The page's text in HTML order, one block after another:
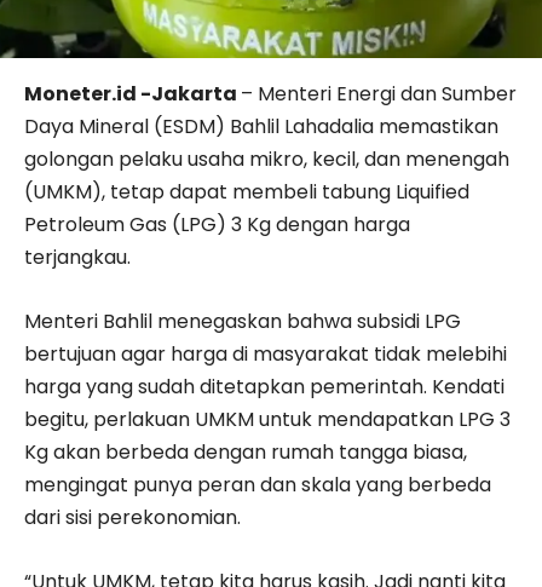
Moneter.id -Jakarta – Menteri Energi dan Sumber
Daya Mineral (ESDM) Bahlil Lahadalia memastikan
golongan pelaku usaha mikro, kecil, dan menengah
(UMKM), tetap dapat membeli tabung Liquified
Petroleum Gas (LPG) 3 Kg dengan harga
terjangkau.
Menteri Bahlil menegaskan bahwa subsidi LPG
bertujuan agar harga di masyarakat tidak melebihi
harga yang sudah ditetapkan pemerintah. Kendati
begitu, perlakuan UMKM untuk mendapatkan LPG 3
Kg akan berbeda dengan rumah tangga biasa,
mengingat punya peran dan skala yang berbeda
dari sisi perekonomian.